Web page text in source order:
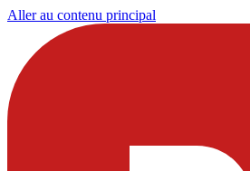
Aller au contenu principal